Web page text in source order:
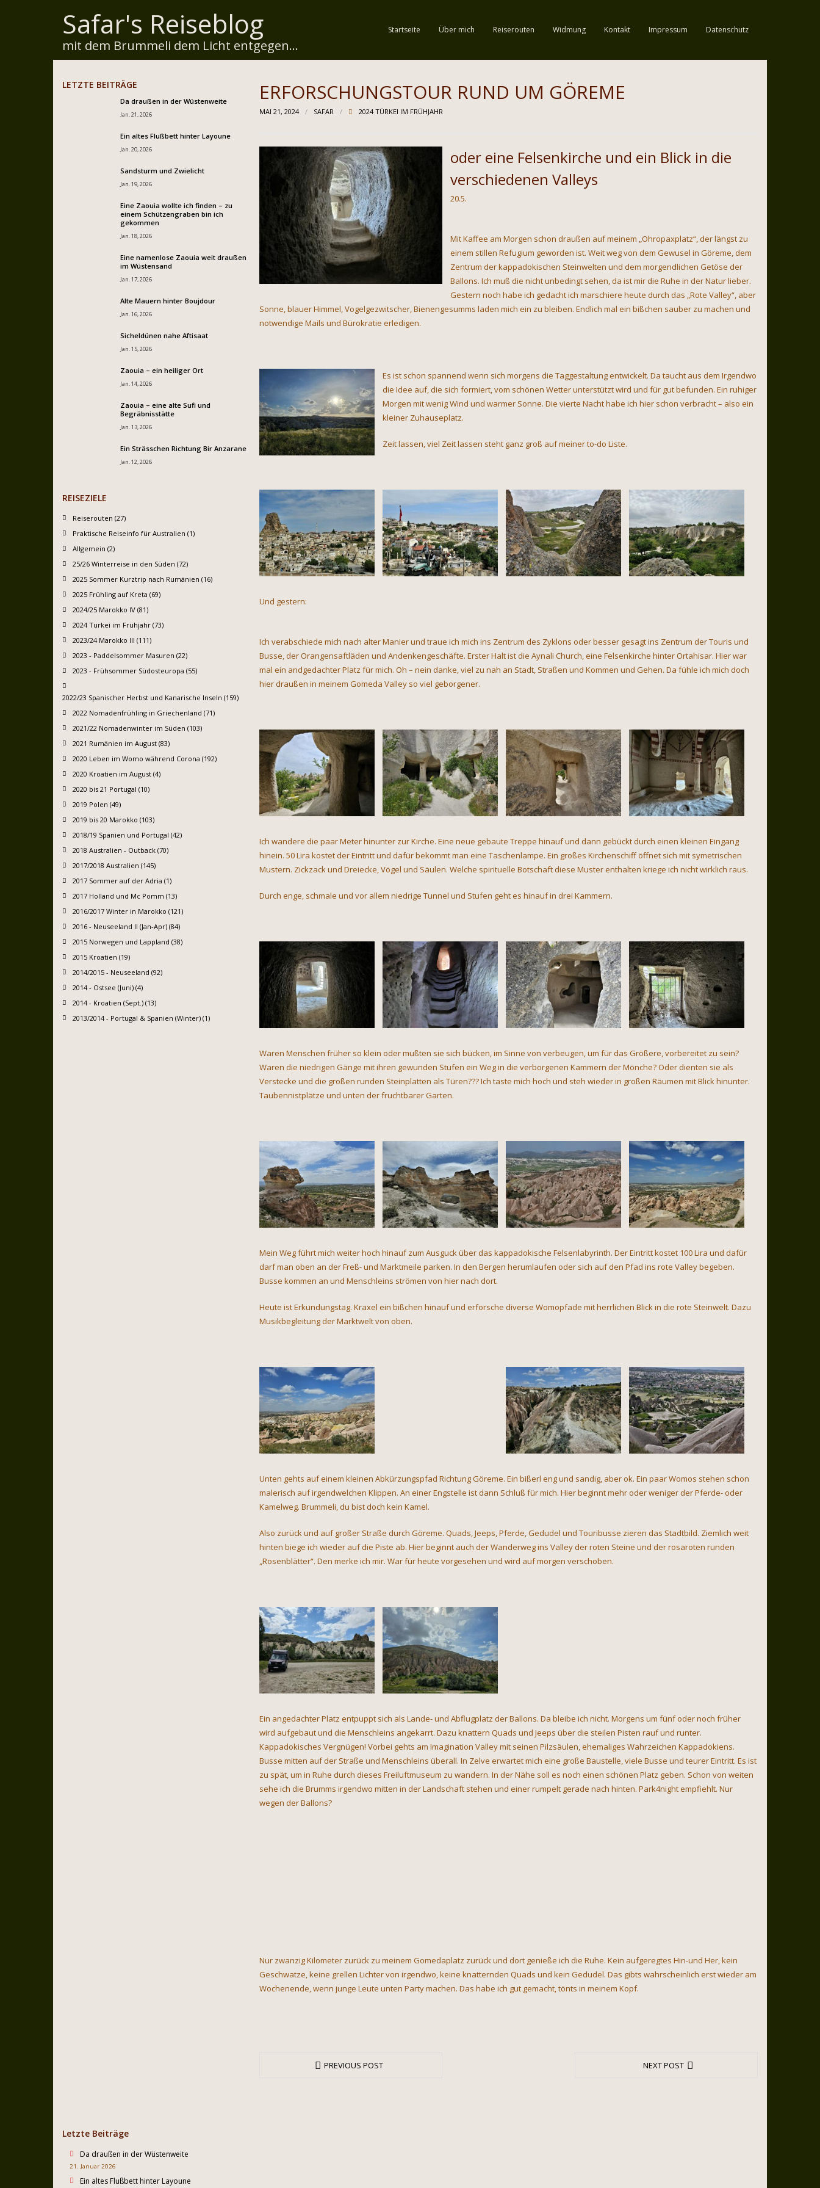
Safar's Reiseblog
mit dem Brummeli dem Licht entgegen...
Startseite Über mich Reiserouten Widmung Kontakt Impressum Datenschutz
ERFORSCHUNGSTOUR RUND UM GÖREME
MAI 21, 2024 SAFAR 2024 TÜRKEI IM FRÜHJAHR
oder eine Felsenkirche und ein Blick in die
verschiedenen Valleys
20.5.
Mit Kaffee am Morgen schon draußen auf meinem „Ohropaxplatz“, der längst zu
einem stillen Refugium geworden ist. Weit weg von dem Gewusel in Göreme, dem
Zentrum der kappadokischen Steinwelten und dem morgendlichen Getöse der
Ballons. Ich muß die nicht unbedingt sehen, da ist mir die Ruhe in der Natur lieber.
Gestern noch habe ich gedacht ich marschiere heute durch das „Rote Valley“, aber
Sonne, blauer Himmel, Vogelgezwitscher, Bienengesumms laden mich ein zu bleiben. Endlich mal ein bißchen sauber zu machen und
notwendige Mails und Bürokratie erledigen.
Es ist schon spannend wenn sich morgens die Taggestaltung entwickelt. Da taucht aus dem Irgendwo
die Idee auf, die sich formiert, vom schönen Wetter unterstützt wird und für gut befunden. Ein ruhiger
Morgen mit wenig Wind und warmer Sonne. Die vierte Nacht habe ich hier schon verbracht – also ein
kleiner Zuhauseplatz.
Zeit lassen, viel Zeit lassen steht ganz groß auf meiner to-do Liste.
Und gestern:
Ich verabschiede mich nach alter Manier und traue ich mich ins Zentrum des Zyklons oder besser gesagt ins Zentrum der Touris und
Busse, der Orangensaftläden und Andenkengeschäfte. Erster Halt ist die Aynali Church, eine Felsenkirche hinter Ortahisar. Hier war
mal ein andgedachter Platz für mich. Oh – nein danke, viel zu nah an Stadt, Straßen und Kommen und Gehen. Da fühle ich mich doch
hier draußen in meinem Gomeda Valley so viel geborgener.
Ich wandere die paar Meter hinunter zur Kirche. Eine neue gebaute Treppe hinauf und dann gebückt durch einen kleinen Eingang
hinein. 50 Lira kostet der Eintritt und dafür bekommt man eine Taschenlampe. Ein großes Kirchenschiff öffnet sich mit symetrischen
Mustern. Zickzack und Dreiecke, Vögel und Säulen. Welche spirituelle Botschaft diese Muster enthalten kriege ich nicht wirklich raus.
Durch enge, schmale und vor allem niedrige Tunnel und Stufen geht es hinauf in drei Kammern.
Waren Menschen früher so klein oder mußten sie sich bücken, im Sinne von verbeugen, um für das Größere, vorbereitet zu sein?
Waren die niedrigen Gänge mit ihren gewunden Stufen ein Weg in die verborgenen Kammern der Mönche? Oder dienten sie als
Verstecke und die großen runden Steinplatten als Türen??? Ich taste mich hoch und steh wieder in großen Räumen mit Blick hinunter.
Taubennistplätze und unten der fruchtbarer Garten.
Mein Weg führt mich weiter hoch hinauf zum Ausguck über das kappadokische Felsenlabyrinth. Der Eintritt kostet 100 Lira und dafür
darf man oben an der Freß- und Marktmeile parken. In den Bergen herumlaufen oder sich auf den Pfad ins rote Valley begeben.
Busse kommen an und Menschleins strömen von hier nach dort.
Heute ist Erkundungstag. Kraxel ein bißchen hinauf und erforsche diverse Womopfade mit herrlichen Blick in die rote Steinwelt. Dazu
Musikbegleitung der Marktwelt von oben.
Unten gehts auf einem kleinen Abkürzungspfad Richtung Göreme. Ein bißerl eng und sandig, aber ok. Ein paar Womos stehen schon
malerisch auf irgendwelchen Klippen. An einer Engstelle ist dann Schluß für mich. Hier beginnt mehr oder weniger der Pferde- oder
Kamelweg. Brummeli, du bist doch kein Kamel.
Also zurück und auf großer Straße durch Göreme. Quads, Jeeps, Pferde, Gedudel und Touribusse zieren das Stadtbild. Ziemlich weit
hinten biege ich wieder auf die Piste ab. Hier beginnt auch der Wanderweg ins Valley der roten Steine und der rosaroten runden
„Rosenblätter“. Den merke ich mir. War für heute vorgesehen und wird auf morgen verschoben.
Ein angedachter Platz entpuppt sich als Lande- und Abflugplatz der Ballons. Da bleibe ich nicht. Morgens um fünf oder noch früher
wird aufgebaut und die Menschleins angekarrt. Dazu knattern Quads und Jeeps über die steilen Pisten rauf und runter.
Kappadokisches Vergnügen! Vorbei gehts am Imagination Valley mit seinen Pilzsäulen, ehemaliges Wahrzeichen Kappadokiens.
Busse mitten auf der Straße und Menschleins überall. In Zelve erwartet mich eine große Baustelle, viele Busse und teurer Eintritt. Es ist
zu spät, um in Ruhe durch dieses Freiluftmuseum zu wandern. In der Nähe soll es noch einen schönen Platz geben. Schon von weiten
sehe ich die Brumms irgendwo mitten in der Landschaft stehen und einer rumpelt gerade nach hinten. Park4night empfiehlt. Nur
wegen der Ballons?
Nur zwanzig Kilometer zurück zu meinem Gomedaplatz zurück und dort genieße ich die Ruhe. Kein aufgeregtes Hin-und Her, kein
Geschwatze, keine grellen Lichter von irgendwo, keine knatternden Quads und kein Gedudel. Das gibts wahrscheinlich erst wieder am
Wochenende, wenn junge Leute unten Party machen. Das habe ich gut gemacht, tönts in meinem Kopf.
PREVIOUS POST NEXT POST
LETZTE BEITRÄGE
Da draußen in der Wüstenweite
Jan. 21, 2026
Ein altes Flußbett hinter Layoune
Jan. 20, 2026
Sandsturm und Zwielicht
Jan. 19, 2026
Eine Zaouia wollte ich finden – zu
einem Schützengraben bin ich
gekommen
Jan. 18, 2026
Eine namenlose Zaouia weit draußen
im Wüstensand
Jan. 17, 2026
Alte Mauern hinter Boujdour
Jan. 16, 2026
Sicheldünen nahe Aftisaat
Jan. 15, 2026
Zaouia – ein heiliger Ort
Jan. 14, 2026
Zaouia – eine alte Sufi und
Begräbnisstätte
Jan. 13, 2026
Ein Strässchen Richtung Bir Anzarane
Jan. 12, 2026
REISEZIELE
Reiserouten (27)
Praktische Reiseinfo für Australien (1)
Allgemein (2)
25/26 Winterreise in den Süden (72)
2025 Sommer Kurztrip nach Rumänien (16)
2025 Frühling auf Kreta (69)
2024/25 Marokko IV (81)
2024 Türkei im Frühjahr (73)
2023/24 Marokko III (111)
2023 - Paddelsommer Masuren (22)
2023 - Frühsommer Südosteuropa (55)
2022/23 Spanischer Herbst und Kanarische Inseln (159)
2022 Nomadenfrühling in Griechenland (71)
2021/22 Nomadenwinter im Süden (103)
2021 Rumänien im August (83)
2020 Leben im Womo während Corona (192)
2020 Kroatien im August (4)
2020 bis 21 Portugal (10)
2019 Polen (49)
2019 bis 20 Marokko (103)
2018/19 Spanien und Portugal (42)
2018 Australien - Outback (70)
2017/2018 Australien (145)
2017 Sommer auf der Adria (1)
2017 Holland und Mc Pomm (13)
2016/2017 Winter in Marokko (121)
2016 - Neuseeland II (Jan-Apr) (84)
2015 Norwegen und Lappland (38)
2015 Kroatien (19)
2014/2015 - Neuseeland (92)
2014 - Ostsee (Juni) (4)
2014 - Kroatien (Sept.) (13)
2013/2014 - Portugal & Spanien (Winter) (1)
Letzte Beiträge
Da draußen in der Wüstenweite
21. Januar 2026
Ein altes Flußbett hinter Layoune